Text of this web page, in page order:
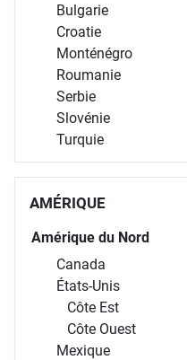
Bulgarie
Croatie
Monténégro
Roumanie
Serbie
Slovénie
Turquie
AMÉRIQUE
Amérique du Nord
Canada
États-Unis
Côte Est
Côte Ouest
Mexique